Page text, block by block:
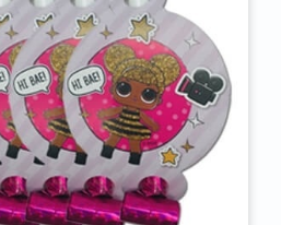
בלון מיילר 28 - יום הולדת
40₪